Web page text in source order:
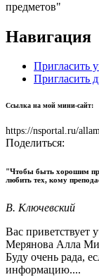
предметов"
Навигация
Пригласить
Пригласить
Ссылка на мой мини-сайт:
https://nsportal.ru/
Поделиться:
"Чтобы быть хорошим
любить тех, кому
В. Ключевский
Вас приветствует
Мерянова Алла
Буду очень рада,
информацию....